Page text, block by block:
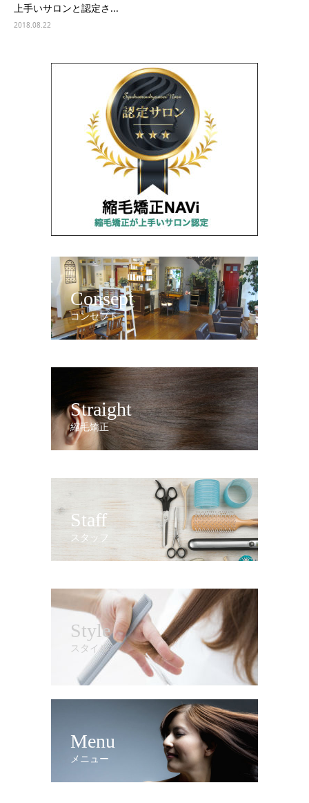
上手いサロンと認定さ...
2018.08.22
Consept
コンセプト
Straight
縮毛矯正
Staff
スタッフ
Style
スタイル
Menu
メニュー